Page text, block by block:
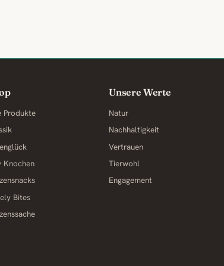
Produkte
Knochen
Bites
Unsere Werte
Natur
Nachhaltigkeit
Vertrauen
Tierwohl
Engagement